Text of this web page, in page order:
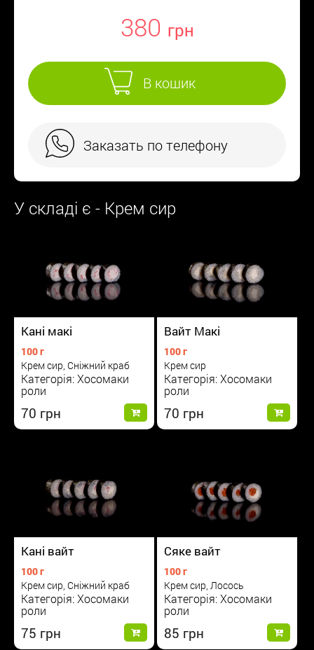
380
В кошик
Заказать по телефону
У складі є - Крем сир
Кані макі
100 г
Крем сир, Сніжний краб
Категорія: Хосомаки
роли
70
Вайт Макі
100 г
Крем сир
Категорія: Хосомаки
роли
70
Кані вайт
100 г
Крем сир, Сніжний краб
Категорія: Хосомаки
роли
75
Сяке вайт
100 г
Крем сир, Лосось
Категорія: Хосомаки
роли
85